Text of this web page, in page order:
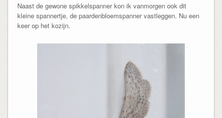
Naast de gewone spikkelspanner kon ik vanmorgen ook dit
kleine spannertje, de paardenbloemspanner vastleggen. Nu een
keer op het kozijn.